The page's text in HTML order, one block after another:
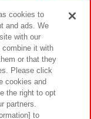
の海 マスコット
30日～登場
cookies to
and ads. We
with our
combine it with
or that they
Please click
cookies and
the right to opt
partners.
to